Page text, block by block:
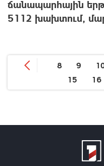
ճանապարհային
5112 խախտում,
8 9
15
16